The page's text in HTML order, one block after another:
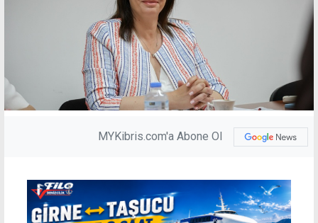
MYKibris.com'a Abone Ol